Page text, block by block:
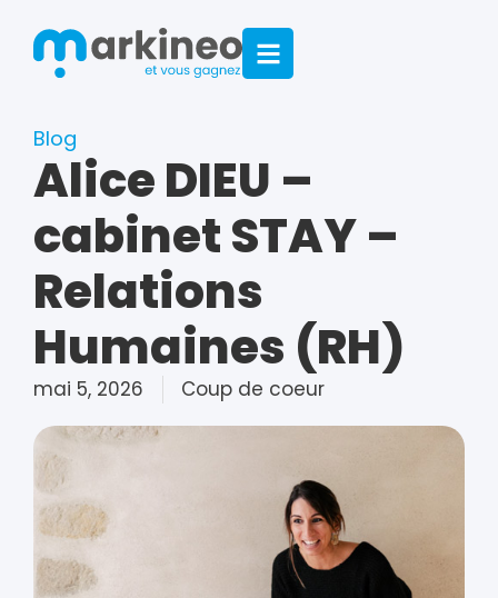
Blog
Alice DIEU –
cabinet STAY –
Relations
Humaines (RH)
mai 5, 2026 Coup de coeur